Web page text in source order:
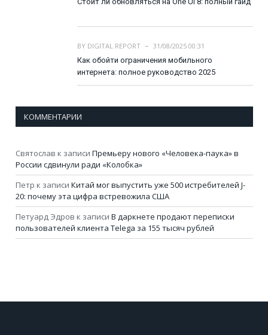
BY DIGITAL REPORT
31/08/2025 00:31
Как обойти ограничения мобильного
интернета: полное руководство 2025
КОММЕНТАРИИ
Святослав к записи Премьеру нового «Человека-паука» в
России сдвинули ради «Колобка»
Петр к записи Китай мог выпустить уже 500 истребителей J-
20: почему эта цифра встревожила США
Петуард Эдров к записи В даркнете продают переписки
пользователей клиента Telega за 155 тысяч рублей